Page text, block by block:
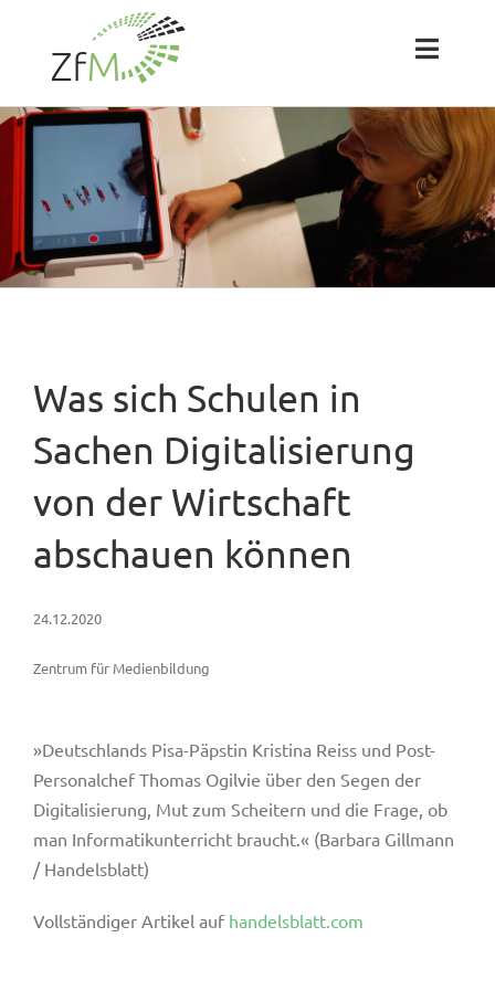
springen
Toggle
Das ZfM
Team
Projekte
Was sich Schulen in
Sachen Digitalisierung
von der Wirtschaft
abschauen können
24.12.2020
Zentrum für Medienbildung
»Deutschlands Pisa-Päpstin Kristina Reiss und Post-
Personalchef Thomas Ogilvie über den Segen der
Digitalisierung, Mut zum Scheitern und die Frage, ob
man Informatikunterricht braucht.« (Barbara Gillmann
/ Handelsblatt)
Vollständiger Artikel auf handelsblatt.com